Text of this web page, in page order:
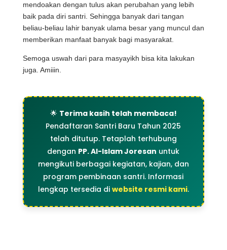
mendoakan dengan tulus akan perubahan yang lebih
baik pada diri santri. Sehingga banyak dari tangan
beliau-beliau lahir banyak ulama besar yang muncul dan
memberikan manfaat banyak bagi masyarakat.
Semoga uswah dari para masyayikh bisa kita lakukan
juga. Amiiin.
🌟 Terima kasih telah membaca!
Pendaftaran Santri Baru Tahun 2025
telah ditutup. Tetaplah terhubung
dengan PP. Al-Islam Joresan untuk
mengikuti berbagai kegiatan, kajian, dan
program pembinaan santri. Informasi
lengkap tersedia di website resmi kami.